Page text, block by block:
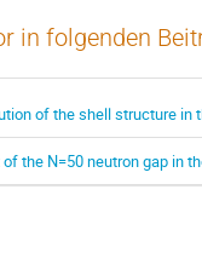
in folgenden
of the shell structure in
the N=50 neutron gap in